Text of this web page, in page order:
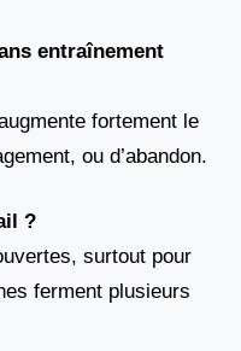
entraînement
fortement le
ou d’abandon.
?
surtout pour
ferment plusieurs